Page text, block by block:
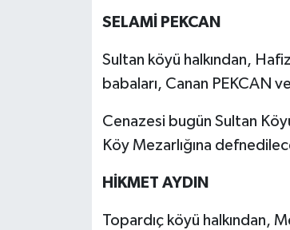
SELAMİ PEKCAN
Sultan köyü halkından,
babaları, Canan PEKCAN
Cenazesi bugün Sultan
Köy Mezarlığına
HİKMET AYDIN
Topardıç köyü halkından,